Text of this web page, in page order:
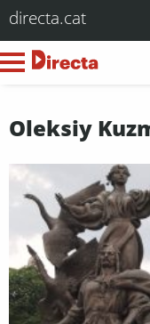
directa.cat
Oleksiy